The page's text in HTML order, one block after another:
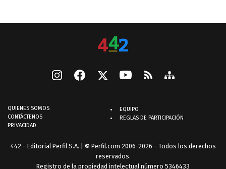
QUIENES SOMOS
CONTÁCTENOS
PRIVACIDAD
EQUIPO
REGLAS DE PARTICIPACIÓN
442 - Editorial Perfil S.A. | © Perfil.com 2006-2026 - Todos los derechos
reservados.
Registro de la propiedad intelectual número 5346433